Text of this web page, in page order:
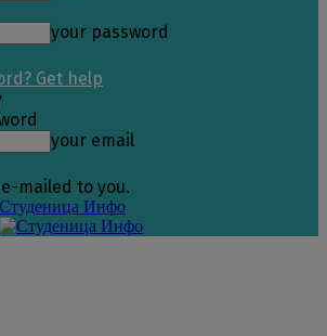
your password
Get help
your email
mailed to you.
Студеница Инфо